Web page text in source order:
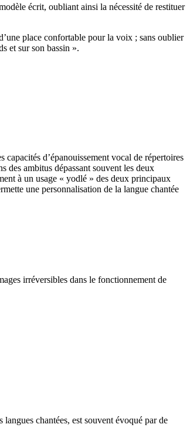
écrit, oubliant ainsi la nécessité de restituer
place confortable pour la voix ; sans oublier
et sur son bassin ».
d’épanouissement vocal de répertoires
des ambitus dépassant souvent les deux
à un usage « yodlé » des deux principaux
une personnalisation de la langue chantée
irréversibles dans le fonctionnement de
chantées, est souvent évoqué par de